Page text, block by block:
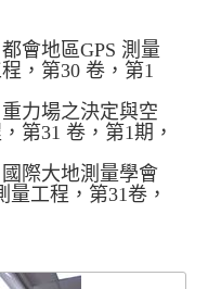
會地區GPS 測量
，第30 卷，第1
力場之決定與空
第31 卷，第1期，
際大地測量學會
工程，第31卷，